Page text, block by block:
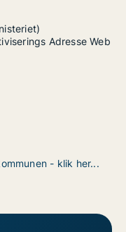
Adresse Web
- klik her...